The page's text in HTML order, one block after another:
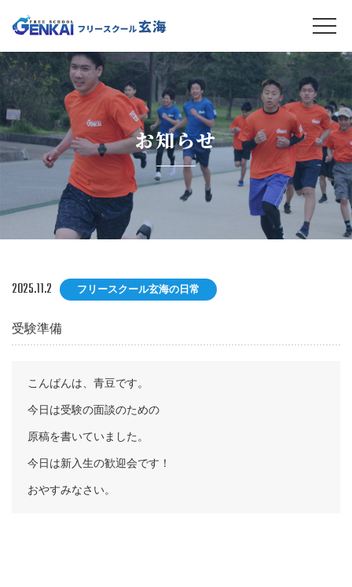
お知らせ
2025.11.2 フリースクール玄海の日常
受験準備
こんばんは、青豆です。
今日は受験の面談のための
原稿を書いていました。
今日は新入生の歓迎会です！
おやすみなさい。